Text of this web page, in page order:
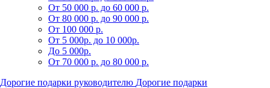
От 50 000 р. до 60 000 р.
От 80 000 р. до 90 000 р.
От 100 000 р.
От 5 000р. до 10 000р.
До 5 000р.
От 70 000 р. до 80 000 р.
Дорогие подарки руководителю Дорогие подарки